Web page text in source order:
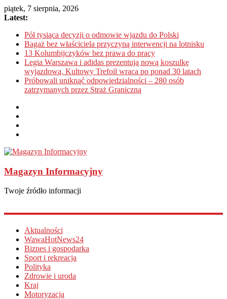
piątek, 7 sierpnia, 2026
Latest:
Pół tysiąca decyzji o odmowie wjazdu do Polski
Bagaż bez właściciela przyczyną interwencji na lotnisku
13 Kolumbijczyków bez prawa do pracy
Legia Warszawa i adidas prezentują nową koszulkę
wyjazdową. Kultowy Trefoil wraca po ponad 30 latach
Próbowali uniknąć odpowiedzialności – 280 osób
zatrzymanych przez Straż Graniczną
Magazyn Informacyjny
Twoje źródło informacji
Aktualności
WawaHotNews24
Biznes i gospodarka
Sport i rekreacja
Polityka
Zdrowie i uroda
Kraj
Motoryzacja